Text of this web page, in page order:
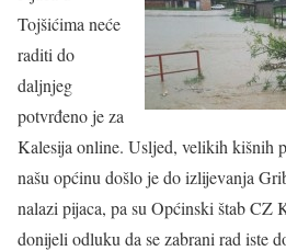
Tojšićima neće
raditi do
daljnjeg
potvrđeno je za
Kalesija online. Usljed, velikih kišnih
našu općinu došlo je do izlijevanja
nalazi pijaca, pa su Općinski štab CZ
donijeli odluku da se zabrani rad iste